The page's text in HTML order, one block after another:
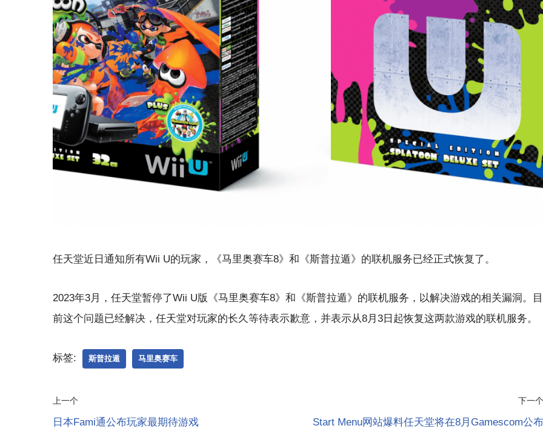
任天堂近日通知所有Wii U的玩家，《马里奥赛车8》和《斯普拉遁》的联机服务已经正式恢复了。
2023年3月，任天堂暂停了Wii U版《马里奥赛车8》和《斯普拉遁》的联机服务，以解决游戏的相关漏洞。目
前这个问题已经解决，任天堂对玩家的长久等待表示歉意，并表示从8月3日起恢复这两款游戏的联机服务。
标签: 斯普拉遁 马里奥赛车
上一个
日本Fami通公布玩家最期待游戏
下一个
Start Menu网站爆料任天堂将在8月Gamescom公布